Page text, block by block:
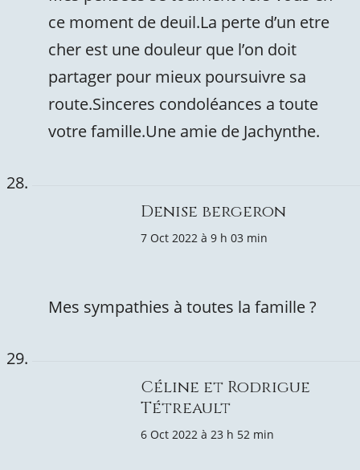
ce moment de deuil.La perte d’un etre
cher est une douleur que l’on doit
partager pour mieux poursuivre sa
route.Sinceres condoléances a toute
votre famille.Une amie de Jachynthe.
Denise bergeron
7 Oct 2022 à 9 h 03 min
Mes sympathies à toutes la famille ?
Céline et Rodrigue
Tétreault
6 Oct 2022 à 23 h 52 min